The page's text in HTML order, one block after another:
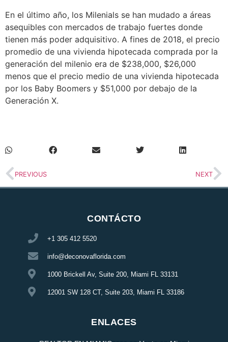
En el último año, los Milenials se han mudado a áreas
asequibles con mercados de trabajo fuertes donde
tienen más poder adquisitivo. A fines de 2018, el precio
promedio de una vivienda hipotecada comprada por la
generación del milenio era de $238,000, $26,000
menos que el precio medio de una vivienda hipotecada
por los Baby Boomers y $51,000 por debajo de la
Generación X.
PREVIOUS NEXT
CONTÁCTO
+1 305 412 5520
info@deconovaflorida.com
1000 Brickell Av, Suite 200, Miami FL 33131
12001 SW 128 CT, Suite 203, Miami FL 33186
ENLACES